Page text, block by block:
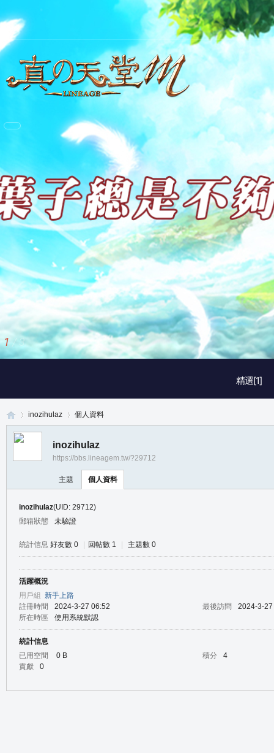
精選[1]
1 / 3
inozihulaz 個人資料
inozihulaz
https://bbs.lineagem.tw/?29712
主題 個人資料
inozihulaz(UID: 29712)
郵箱狀態
未驗證
統計信息 好友數 0 回帖數 1 主題數 0
活躍概況
用戶組 新手上路
註冊時間
2024-3-27 06:52 最後訪問
2024-3-
所在時區
使用系統默認
統計信息
已用空間
0 B 積分
4
貢獻
0